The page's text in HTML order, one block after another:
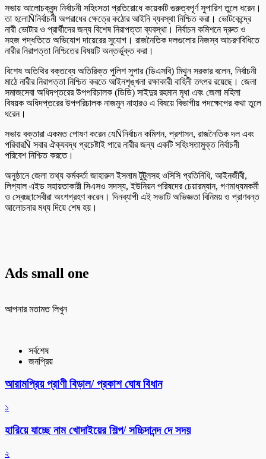
সভায় আলোচকবৃন্দ নির্বাচনী সহিংসতা প্রতিরোধে কয়েকটি গুরুত্বপূর্ণ সুপারিশ তুলে ধরেন।
তা হলোÑনির্বাচনী অপরাধের ক্ষেত্রে কঠোর আইনি ব্যবস্থা নিশ্চিত করা। ভোটকেন্দ্রে
নারী ভোটার ও প্রার্থীদের জন্য বিশেষ নিরাপত্তা ব্যবস্থা। নির্বাচন কমিশনে দ্রুত ও
সহজ পদ্ধতিতে অভিযোগ দায়েরের সুযোগ। রাজনৈতিক দলগুলোর নিজস্ব আচরণবিধিতে
নারীর নিরাপত্তা নিশ্চিতের বিষয়টি অন্তর্ভুক্ত করা।
বিশেষ অতিথির বক্তব্যে অতিরিক্ত পুলিশ সুপার (ডিএসবি) মিথুন সরকার বলেন, নির্বাচনী
মাঠে নারীর নিরাপত্তা নিশ্চিত করতে আইনশৃঙ্খলা রক্ষাকারী বাহিনী তৎপর রয়েছে। জেলা
সমাজসেবা অধিদপ্তরের উপপরিচালক (ডিডি) সাইদুর রহমান মৃধা এবং জেলা মহিলা
বিষয়ক অধিদপ্তরের উপপরিচালক নাজমুন নাহারও এ বিষয়ে বিভাগীয় পদক্ষেপের কথা তুলে
ধরেন।
সভায় বক্তারা একমত পোষণ করেন যেÑনির্বাচন কমিশন, প্রশাসন, রাজনৈতিক দল এবং
পরিবারÑ সবার ঐক্যবদ্ধ প্রচেষ্টাই পারে নারীর জন্য একটি সহিংসতামুক্ত নির্বাচনী
পরিবেশ নিশ্চিত করতে।
অনুষ্ঠানে জেলা তথ্য কর্মকর্তা জাহারুল ইসলাম টুটুলসহ ওসিসি প্রতিনিধি, আইনজীবী,
লিগ্যাল এইড সহায়তাকারী সিএসও সদস্য, ইউনিয়ন পরিষদের চেয়ারম্যান, গণমাধ্যমকর্মী
ও স্বেচ্ছাসেবীরা অংশগ্রহণ করেন। দিনব্যাপী এই সভাটি অভিজ্ঞতা বিনিময় ও প্রাণবন্ত
আলোচনার মধ্য দিয়ে শেষ হয়।
Ads small one
আপনার মতামত লিখুন
সর্বশেষ
জনপ্রিয়
আরামপ্রিয় প্রাণী বিড়াল/ প্রকাশ ঘোষ বিধান
১
হারিয়ে যাচ্ছে নাম খোদাইয়ের শিল্প/ সচ্চিদানন্দ দে সদয়
২